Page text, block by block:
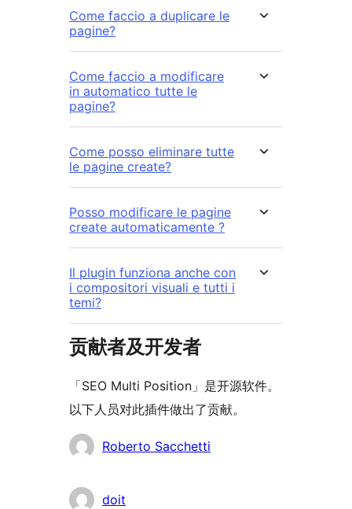
Come faccio a duplicare le
pagine?
Come faccio a modificare
in automatico tutte le
pagine?
Come posso eliminare tutte
le pagine create?
Posso modificare le pagine
create automaticamente ?
Il plugin funziona anche con
i compositori visuali e tutti i
temi?
贡献者及开发者
「SEO Multi Position」是开源软件。
以下人员对此插件做出了贡献。
贡
者
Roberto Sacchetti
doit